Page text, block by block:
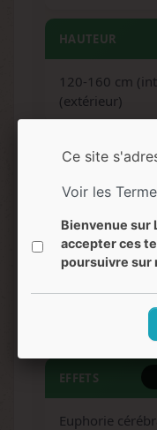
HAUTEUR
120-160 cm
(extérieur)
ARÔMES
Fruits
SAVEURS
Smoothie
EFFETS
Euphorie
Ce site
Voir les
Bienvenue sur
accepter ces
poursuivre sur